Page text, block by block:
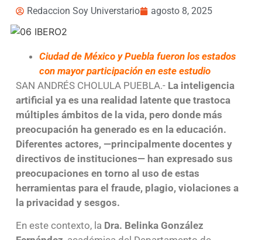
Redaccion Soy Universtario agosto 8, 2025
Ciudad de México y Puebla fueron los estados
con mayor participación en este estudio
SAN ANDRÉS CHOLULA PUEBLA.- La inteligencia
artificial ya es una realidad latente que trastoca
múltiples ámbitos de la vida, pero donde más
preocupación ha generado es en la educación.
Diferentes actores, —principalmente docentes y
directivos de instituciones— han expresado sus
preocupaciones en torno al uso de estas
herramientas para el fraude, plagio, violaciones a
la privacidad y sesgos.
En este contexto, la Dra. Belinka González